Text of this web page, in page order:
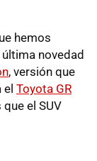
hemos
novedad
, versión que
el Toyota GR
el SUV